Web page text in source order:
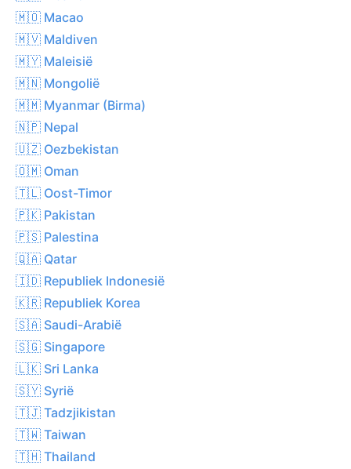
🇲🇴 Macao
🇲🇻 Maldiven
🇲🇾 Maleisië
🇲🇳 Mongolië
🇲🇲 Myanmar (Birma)
🇳🇵 Nepal
🇺🇿 Oezbekistan
🇴🇲 Oman
🇹🇱 Oost-Timor
🇵🇰 Pakistan
🇵🇸 Palestina
🇶🇦 Qatar
🇮🇩 Republiek Indonesië
🇰🇷 Republiek Korea
🇸🇦 Saudi-Arabië
🇸🇬 Singapore
🇱🇰 Sri Lanka
🇸🇾 Syrië
🇹🇯 Tadzjikistan
🇹🇼 Taiwan
🇹🇭 Thailand